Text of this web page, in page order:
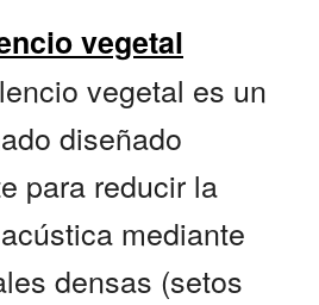
vegetal
vegetal es un
diseñado
para reducir la
mediante
densas (setos